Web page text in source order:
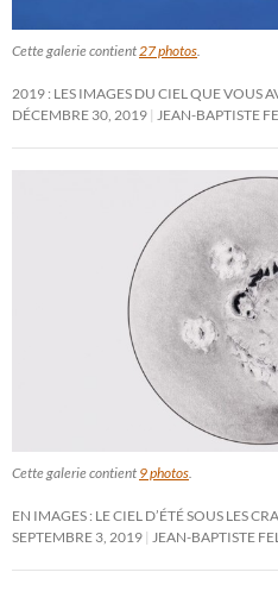
Cette galerie contient 27 photos
2019 : LES IMAGES DU CIEL QUE VOUS
DÉCEMBRE 30, 2019
JEAN-BAPTISTE
Cette galerie contient 9 photos
EN IMAGES : LE CIEL D’ÉTÉ SOUS LES
SEPTEMBRE 3, 2019
JEAN-BAPTISTE